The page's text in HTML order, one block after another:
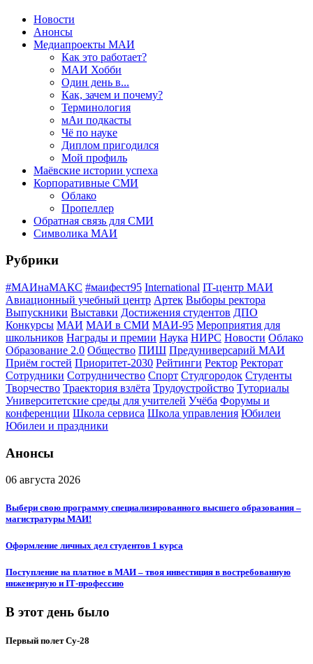
Новости
Анонсы
Медиапроекты МАИ
Как это работает?
МАИ Хобби
Один день в...
Как, зачем и почему?
Терминология
мАи подкасты
Чё по науке
Диплом пригодился
Мой профиль
Маёвские истории успеха
Корпоративные СМИ
Облако
Пропеллер
Обратная связь для СМИ
Символика МАИ
Рубрики
#МАИнаМАКС #маифест95 International IT-центр МАИ
Авиационный учебный центр Артек Выборы ректора
Выпускники Выставки Достижения студентов ДПО
Конкурсы МАИ МАИ в СМИ МАИ-95 Мероприятия для
школьников Награды и премии Наука НИРС Новости Облако
Образование 2.0 Общество ПИШ Предуниверсарий МАИ
Приём гостей Приоритет-2030 Рейтинги Ректор Ректорат
Сотрудники Сотрудничество Спорт Студгородок Студенты
Творчество Траектория взлёта Трудоустройство Туториалы
Университетские среды для учителей Учёба Форумы и
конференции Школа сервиса Школа управления Юбилеи
Юбилеи и праздники
Анонсы
06 августа 2026
Выбери свою программу специализированного высшего образования –
магистратуры МАИ!
Оформление личных дел студентов 1 курса
Поступление на платное в МАИ – твоя инвестиция в востребованную
инженерную и IT‑профессию
В этот день было
Первый полет Су-28